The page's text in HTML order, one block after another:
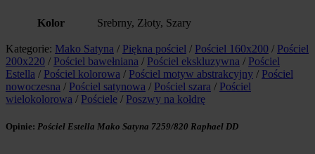
Kolor Srebrny, Złoty, Szary
Kategorie: Mako Satyna / Piękna pościel / Pościel 160x200 / Pościel
200x220 / Pościel bawełniana / Pościel ekskluzywna / Pościel
Estella / Pościel kolorowa / Pościel motyw abstrakcyjny / Pościel
nowoczesna / Pościel satynowa / Pościel szara / Pościel
wielokolorowa / Pościele / Poszwy na kołdrę
Opinie: Pościel Estella Mako Satyna 7259/820 Raphael DD